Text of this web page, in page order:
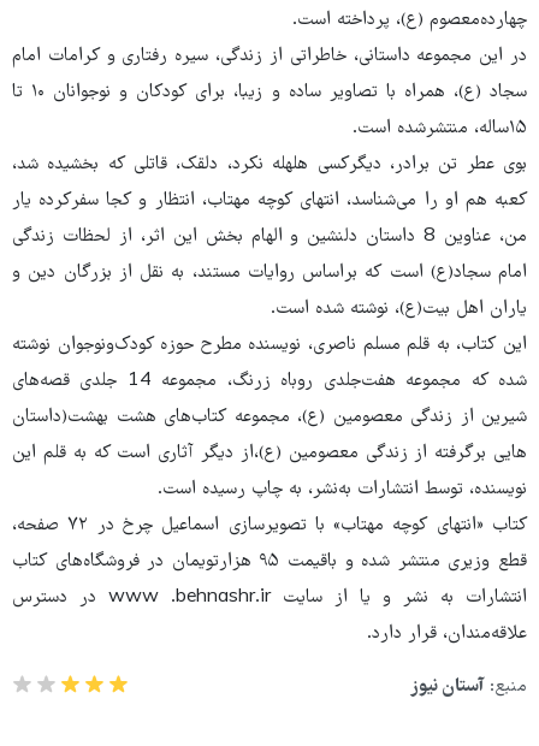
چهارده‌معصوم (ع)، پرداخته است.
در این مجموعه داستانی، خاطراتی از زندگی، سیره رفتاری و کرامات امام
سجاد (ع)، همراه با تصاویر ساده و زیبا، برای کودکان و نوجوانان ۱۰ تا
۱۵ساله، منتشرشده است.
بوی عطر تن برادر، دیگرکسی هلهله نکرد، دلقک، قاتلی که بخشیده شد،
کعبه هم او را می‌شناسد، انتهای کوچه مهتاب، انتظار و کجا سفرکرده یار
من، عناوین 8 داستان دلنشین و الهام بخش این اثر، از لحظات زندگی
امام سجاد(ع) است که براساس روایات مستند، به نقل از بزرگان دین و
یاران اهل بیت(ع)، نوشته شده است.
این کتاب، به قلم مسلم ناصری، نویسنده مطرح حوزه کودک‌ونوجوان نوشته
شده که مجموعه هفت‌جلدی روباه زرنگ، مجموعه 14 جلدی قصه‌های
شیرین از زندگی معصومین (ع)، مجموعه کتاب‌های هشت بهشت(داستان
هایی برگرفته از زندگی معصومین (ع)،از دیگر آثاری است که به قلم این
نویسنده، توسط انتشارات به‌نشر، به چاپ رسیده است.
کتاب «انتهای کوچه مهتاب» با تصویرسازی اسماعیل چرخ در ۷۲ صفحه،
قطع وزیری منتشر شده و باقیمت ۹۵ هزارتویمان در فروشگاه‌های کتاب
انتشارات به نشر و یا از سایت www .behnashr.ir در دسترس
علاقه‌مندان، قرار دارد.
منبع: آستان نیوز